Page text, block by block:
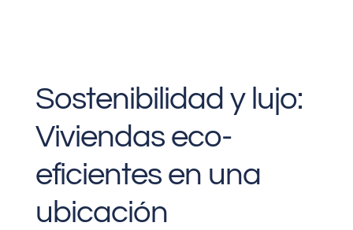
Sostenibilidad y lujo:
Viviendas eco-
eficientes en una
ubicación